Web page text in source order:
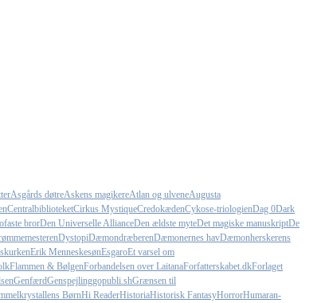
Asgårds døtreAskens magikereAtlan og ulveneAugusta
CentralbiblioteketCirkus MystiqueCredokædenCykose-triologienDag 0Dark
brorDen Universelle AllianceDen ældste myteDet magiske manuskriptDe
DystopiDæmondræberenDæmonernes havDæmonherskerens
Erik MenneskesønEsgaroEt varsel om
Flammen & BølgenForbandelsen over LaitanaForfatterskabet.dkForlaget
GenfærdGenspejlinggopubli.shGrænsen til
BørnHi ReaderHistoriaHistorisk FantasyHorrorHumaran-